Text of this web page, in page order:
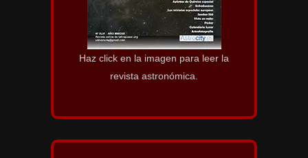
Haz click en la imagen para leer la
revista astronómica.